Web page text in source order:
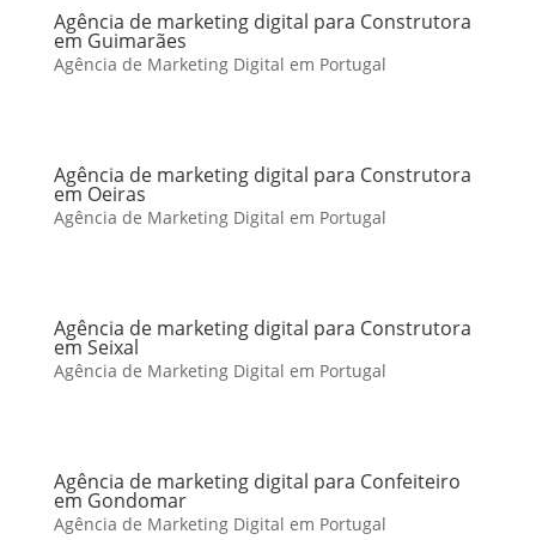
Agência de marketing digital para Construtora
em Guimarães
Agência de Marketing Digital em Portugal
Agência de marketing digital para Construtora
em Oeiras
Agência de Marketing Digital em Portugal
Agência de marketing digital para Construtora
em Seixal
Agência de Marketing Digital em Portugal
Agência de marketing digital para Confeiteiro
em Gondomar
Agência de Marketing Digital em Portugal